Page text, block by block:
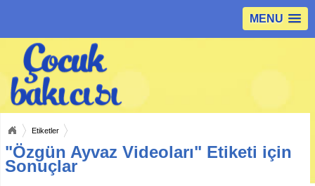
MENU
Etiketler
"Özgün Ayvaz Videoları" Etiketi için
Sonuçlar